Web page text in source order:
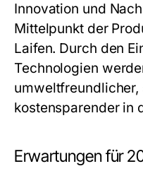
Innovation und
Mittelpunkt der
Laifen. Durch den
Technologien
umweltfreundlicher,
kostensparender in
Erwartungen für